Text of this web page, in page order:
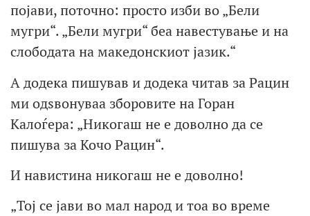
појави, поточно: просто изби во „Бели
мугри“. „Бели мугри“ беа навестување и на
слободата на македонскиот јазик.“
А додека пишував и додека читав за Рацин
ми одѕвонуваа зборовите на Горан
Калоѓера: „Никогаш не е доволно да се
пишува за Кочо Рацин“.
И навистина никогаш не е доволно!
„Тој се јави во мал народ и тоа во време